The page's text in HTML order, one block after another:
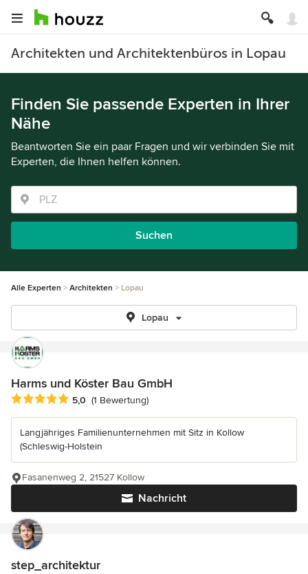
Architekten und Architektenbüros in Lopau
Finden Sie passende Experten in Ihrer
Nähe
Beantworten Sie ein paar Fragen und wir verbinden Sie mit
Experten, die Ihnen helfen können.
Suchen
Alle Experten Architekten Lopau
Lopau
Harms und Köster Bau GmbH
Durchschnittliche Bewertung: 5 von 5 Sternen
5,0 (1 Bewertung)
Langjähriges Familienunternehmen mit Sitz in Kollow
(Schleswig-Holstein
Nachricht
Fasanenweg 2, 21527 Kollow
step_architektur